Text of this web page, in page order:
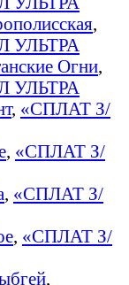
,
УЛЬТРА
Огни,
УЛЬТРА
, «СПЛАТ З/
, «СПЛАТ З/
, «СПЛАТ З/
, «СПЛАТ З/
,